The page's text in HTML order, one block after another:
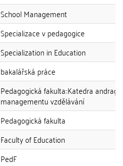
School Management
Specializace v pedagogice
Specialization in Education
bakalářská práce
Pedagogická fakulta::Katedra
managementu vzdělávání
Pedagogická fakulta
Faculty of Education
PedF